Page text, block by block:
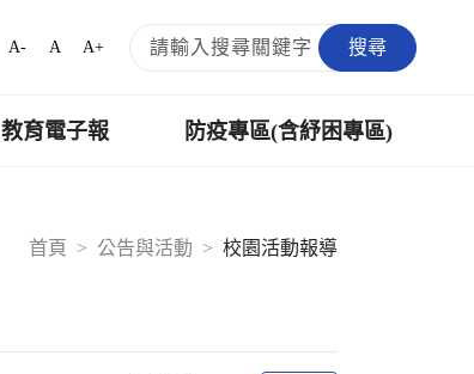
A- A A+ 搜尋
教育電子報 防疫專區(含紓困專區)
首頁
公告與活動 校園活動報導